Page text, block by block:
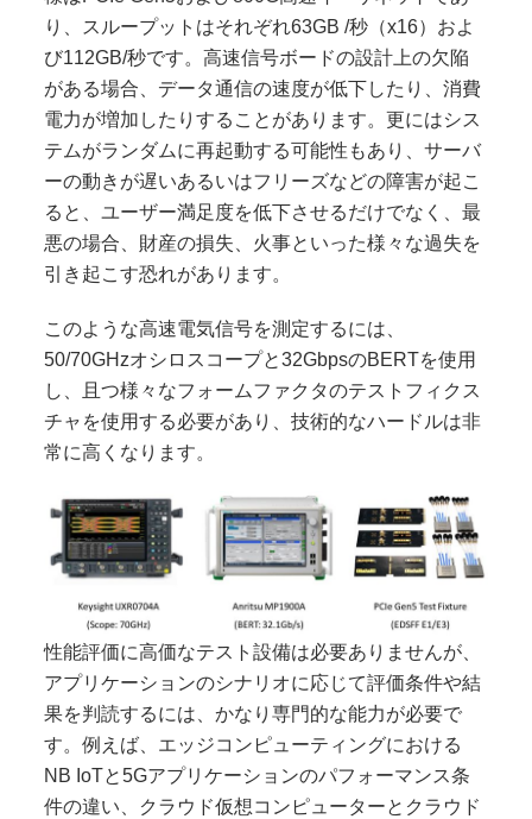
り、スループットはそれぞれ63GB /秒（x16）およ
び112GB/秒です。高速信号ボードの設計上の欠陥
がある場合、データ通信の速度が低下したり、消費
電力が増加したりすることがあります。更にはシス
テムがランダムに再起動する可能性もあり、サーバ
ーの動きが遅いあるいはフリーズなどの障害が起こ
ると、ユーザー満足度を低下させるだけでなく、最
悪の場合、財産の損失、火事といった様々な過失を
引き起こす恐れがあります。
このような高速電気信号を測定するには、
50/70GHzオシロスコープと32GbpsのBERTを使用
し、且つ様々なフォームファクタのテストフィクス
チャを使用する必要があり、技術的なハードルは非
常に高くなります。
性能評価に高価なテスト設備は必要ありませんが、
アプリケーションのシナリオに応じて評価条件や結
果を判読するには、かなり専門的な能力が必要で
す。例えば、エッジコンピューティングにおける
NB IoTと5Gアプリケーションのパフォーマンス条
件の違い、クラウド仮想コンピューターとクラウド